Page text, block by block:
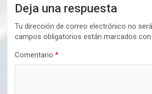
Deja una respuesta
Tu dirección de correo electrónico no
campos obligatorios están marcados con
Comentario *